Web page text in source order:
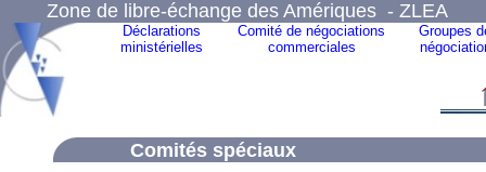
Zone de libre-échange des Amériques - ZLEA
Déclarations
ministérielles
Comité de négociations
commerciales
Groupes
Comités spéciaux